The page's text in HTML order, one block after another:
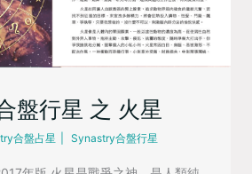
盤行星 之 火星
合盤占星 Synastry合盤行星